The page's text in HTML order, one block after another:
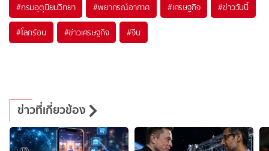
#กรมอุตุนิยมวิทยา #พยากรณ์อากาศ #เศรษฐกิจ #ข่าววันนี้
#โลกร้อน #ข่าวเศรษฐกิจ #จีน
ข่าวที่เกี่ยวข้อง